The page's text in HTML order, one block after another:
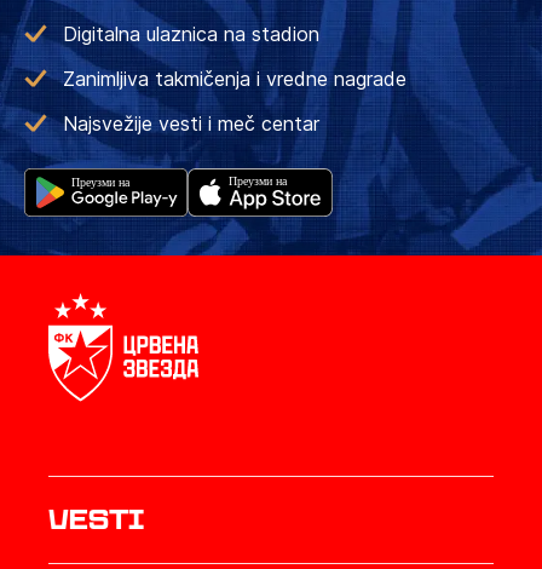
Digitalna ulaznica na stadion
Zanimljiva takmičenja i vredne nagrade
Najsvežije vesti i meč centar
Vesti